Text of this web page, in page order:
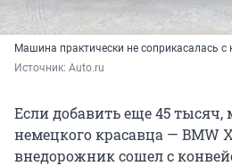
Машина практически не соприкасалась
Источник: Auto.ru
Если добавить еще 45
немецкого красавца — BMW
внедорожник сошел с